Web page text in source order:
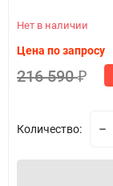
Нет в наличии
Цена по запросу
216 590₽
Количество: